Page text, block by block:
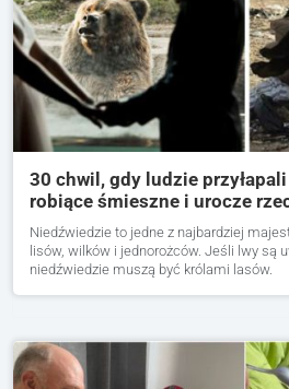
30 chwil, gdy ludzie
robiące śmieszne i urocze
Niedźwiedzie to jedne z najbardziej
lisów, wilków i jednorożców. Jeśli lwy są
niedźwiedzie muszą być królami lasów.